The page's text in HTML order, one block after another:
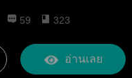
59 323
อ่านเลย